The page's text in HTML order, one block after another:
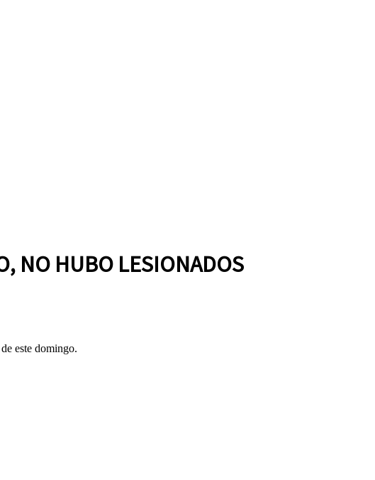
NO HUBO LESIONADOS
este domingo.